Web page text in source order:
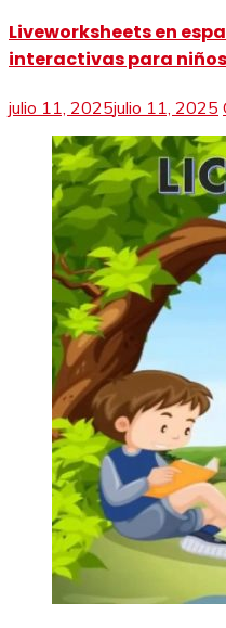
Liveworksheets en
interactivas para
julio 11, 2025julio 11, 2025